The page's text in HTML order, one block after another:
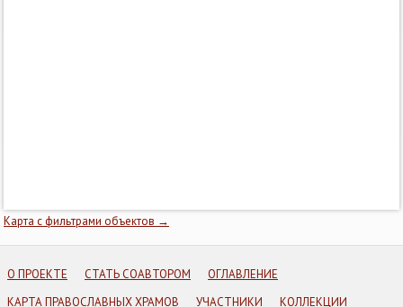
Карта с фильтрами объектов →
О ПРОЕКТЕ СТАТЬ СОАВТОРОМ
ОГЛАВЛЕНИЕ
КАРТА ПРАВОСЛАВНЫХ ХРАМОВ
УЧАСТНИКИ КОЛЛЕКЦИИ